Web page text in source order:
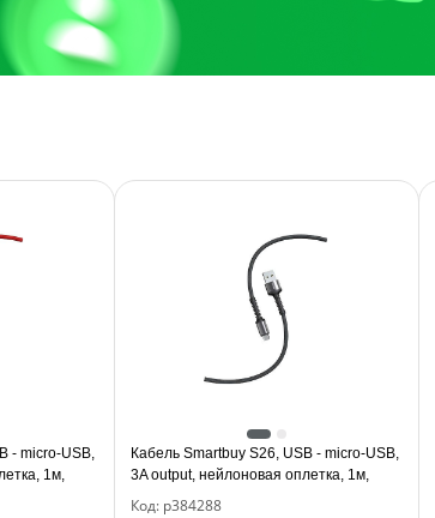
- micro-USB,
1м,
Кабель Smartbuy S26, USB - micro-USB,
3A output, нейлоновая оплетка, 1м,
черный
Код: р384288